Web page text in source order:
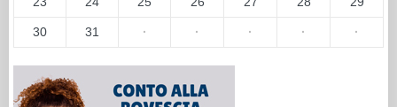
30 31 · · · · ·